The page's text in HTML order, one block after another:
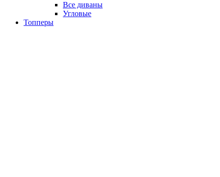
Все диваны
Угловые
Топперы